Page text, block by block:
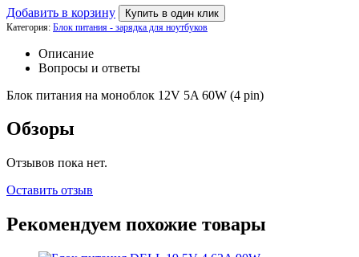
Добавить в корзину Купить в один клик
Категория: Блок питания - зарядка для ноутбуков
Описание
Вопросы и ответы
Блок питания на моноблок 12V 5A 60W (4 pin)
Обзоры
Отзывов пока нет.
Оставить отзыв
Рекомендуем похожие товары